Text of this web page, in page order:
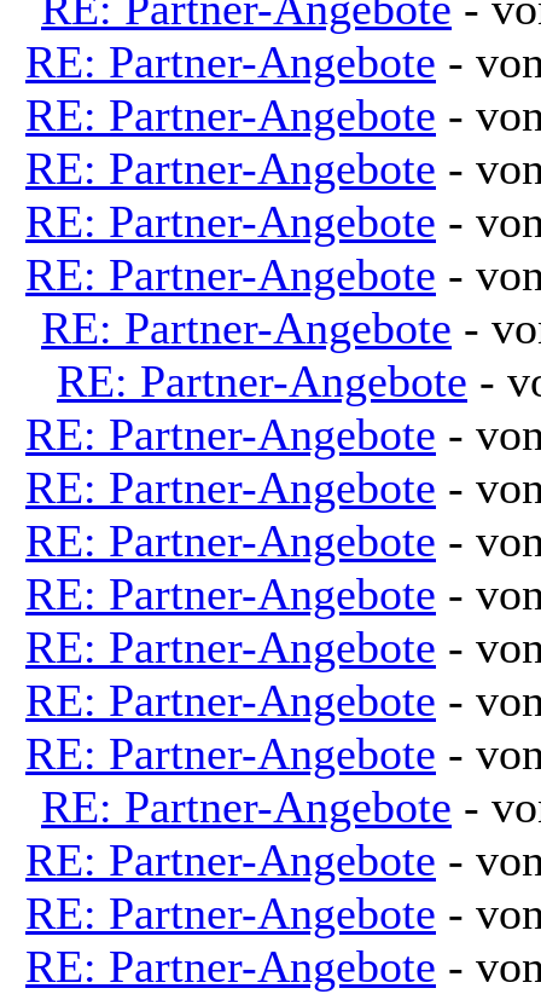
RE: Partner-Angebote -
RE: Partner-Angebote -
RE: Partner-Angebote -
RE: Partner-Angebote -
RE: Partner-Angebote -
RE: Partner-Angebote -
RE: Partner-Angebote -
RE: Partner-Angebote -
RE: Partner-Angebote -
RE: Partner-Angebote -
RE: Partner-Angebote -
RE: Partner-Angebote -
RE: Partner-Angebote -
RE: Partner-Angebote -
RE: Partner-Angebote -
RE: Partner-Angebote -
RE: Partner-Angebote -
RE: Partner-Angebote -